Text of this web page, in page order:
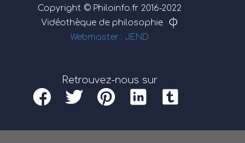
Copyright © Philoinfo.fr 2016-2022
Vidéothèque de philosophie
φ
Webmaster : JEND
Retrouvez-nous sur